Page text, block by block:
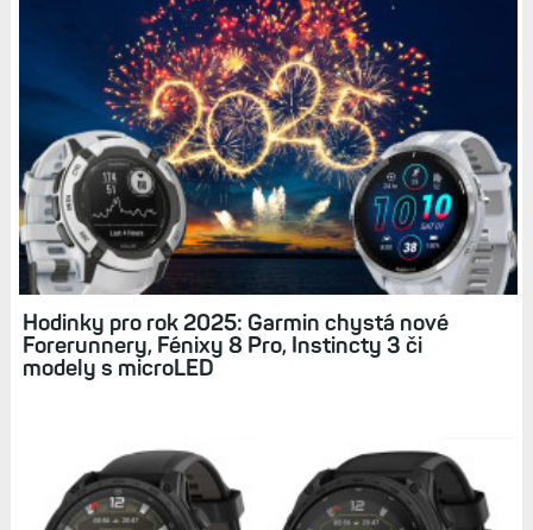
Hodinky Tactix 8 nejenže přijdou s displejem
AMOLED, ale také ve verzi 47 mm